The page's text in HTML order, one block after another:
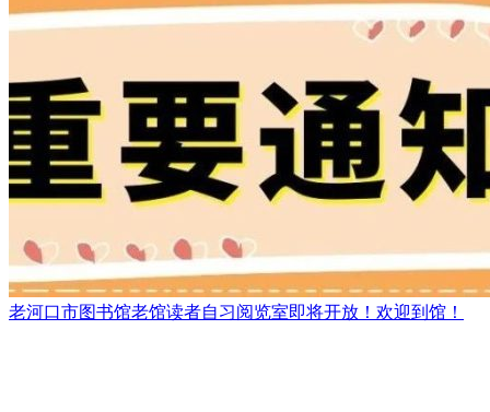
老河口市图书馆老馆读者自习阅览室即将开放！欢迎到馆！